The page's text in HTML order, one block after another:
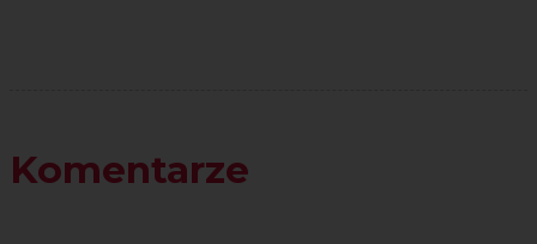
Komentarze